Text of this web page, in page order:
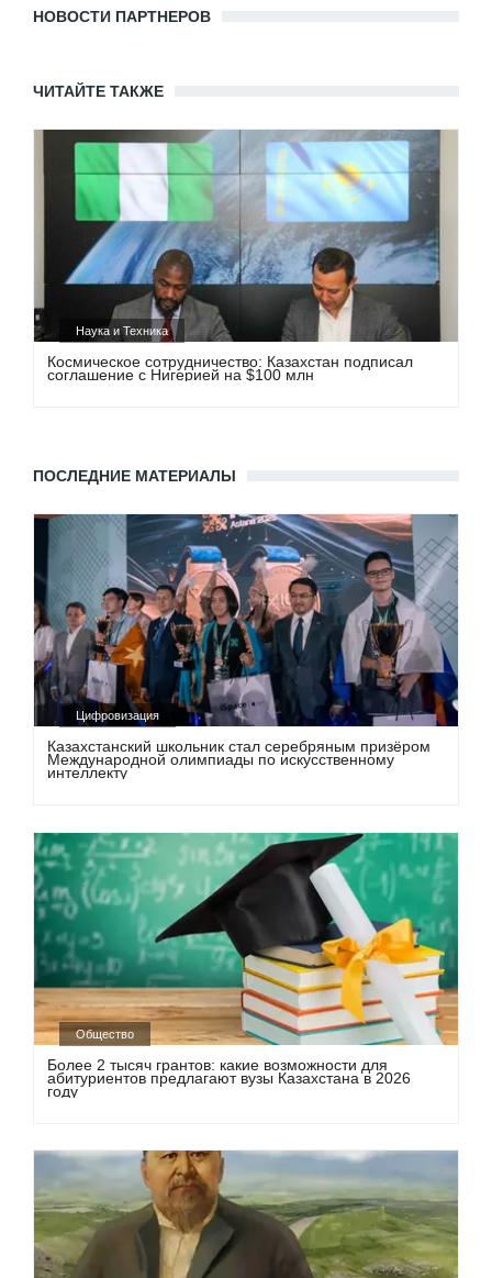
НОВОСТИ ПАРТНЕРОВ
ЧИТАЙТЕ ТАКЖЕ
Наука и Техника
Космическое сотрудничество: Казахстан подписал
соглашение с Нигерией на $100 млн
ПОСЛЕДНИЕ МАТЕРИАЛЫ
Цифровизация
Казахстанский школьник стал серебряным призёром
Международной олимпиады по искусственному
интеллекту
Общество
Более 2 тысяч грантов: какие возможности для
абитуриентов предлагают вузы Казахстана в 2026
году